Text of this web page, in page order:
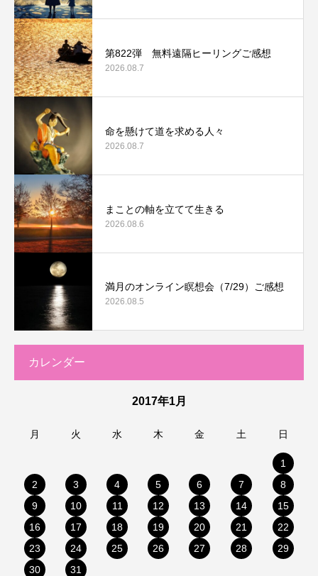
第822弾 無料遠隔ヒーリングご感想
2026.08.7
命を懸けて道を求める人々
2026.08.7
まことの軸を立てて生きる
2026.08.6
満月のオンライン瞑想会（7/29）ご感想
2026.08.5
カレンダー
2017年1月
月 火 水 木 金 土 日
1
2
3 4 5 6 7
8
9
10 11 12 13 14
15
16
17 18 19 20 21
22
23
24 25 26 27 28
29
30
31